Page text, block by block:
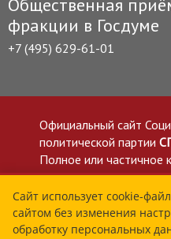
Общественная
фракции в Госдуме
+7 (495) 629-61-01
Официальный сайт
политической партии
Полное или частичное
приветствуется со
Политика в отношении
данных
Все материалы сайта
Сайт использует cookie-
сайтом без изменения
обработку персональных